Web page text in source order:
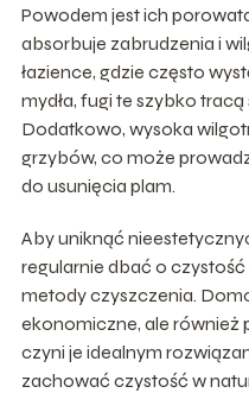
Powodem jest ich
absorbuje zabrudzenia i
łazience, gdzie często
mydła, fugi te szybko
Dodatkowo, wysoka
grzybów, co może
do usunięcia plam.
Aby uniknąć
regularnie dbać o
metody czyszczenia.
ekonomiczne, ale również
czyni je idealnym
zachować czystość w